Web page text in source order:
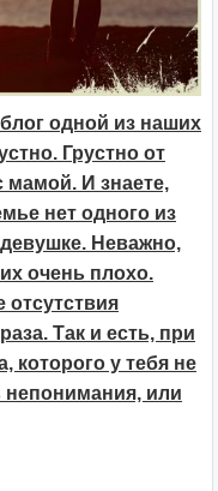
одной из наших
Грустно от
мамой. И знаете,
нет одного из
Неважно,
очень плохо.
Так и есть, при
которого у тебя не
непонимания, или